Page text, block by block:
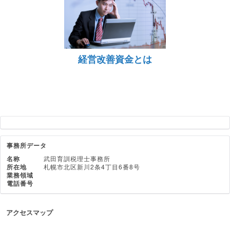
経営改善資金とは
事務所データ
名称
武田育訓税理士事務所
所在地 札幌市北区新川2条4丁目6番8号
業務領域
電話番号
アクセスマップ